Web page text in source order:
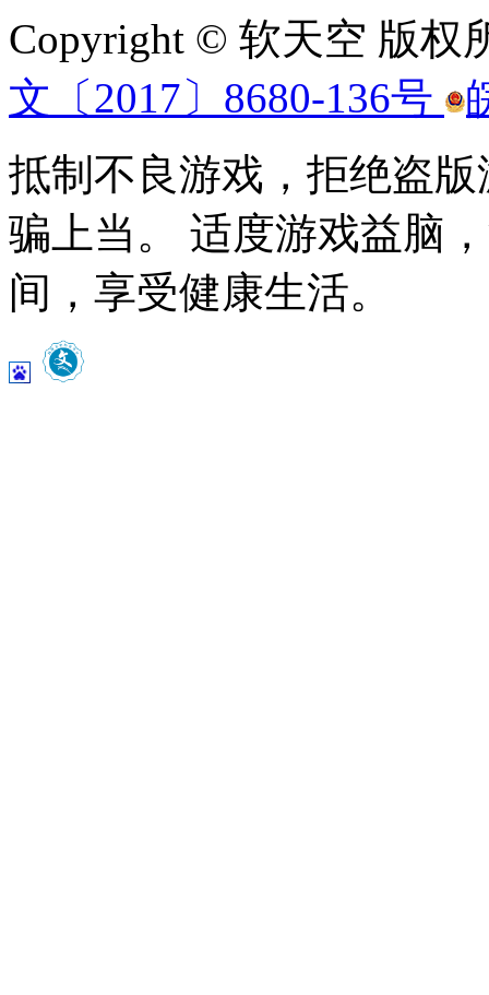
Copyright © 软天空 版权
文〔2017〕8680-136号
抵制不良游戏，拒绝盗
骗上当。 适度游戏益脑
间，享受健康生活。